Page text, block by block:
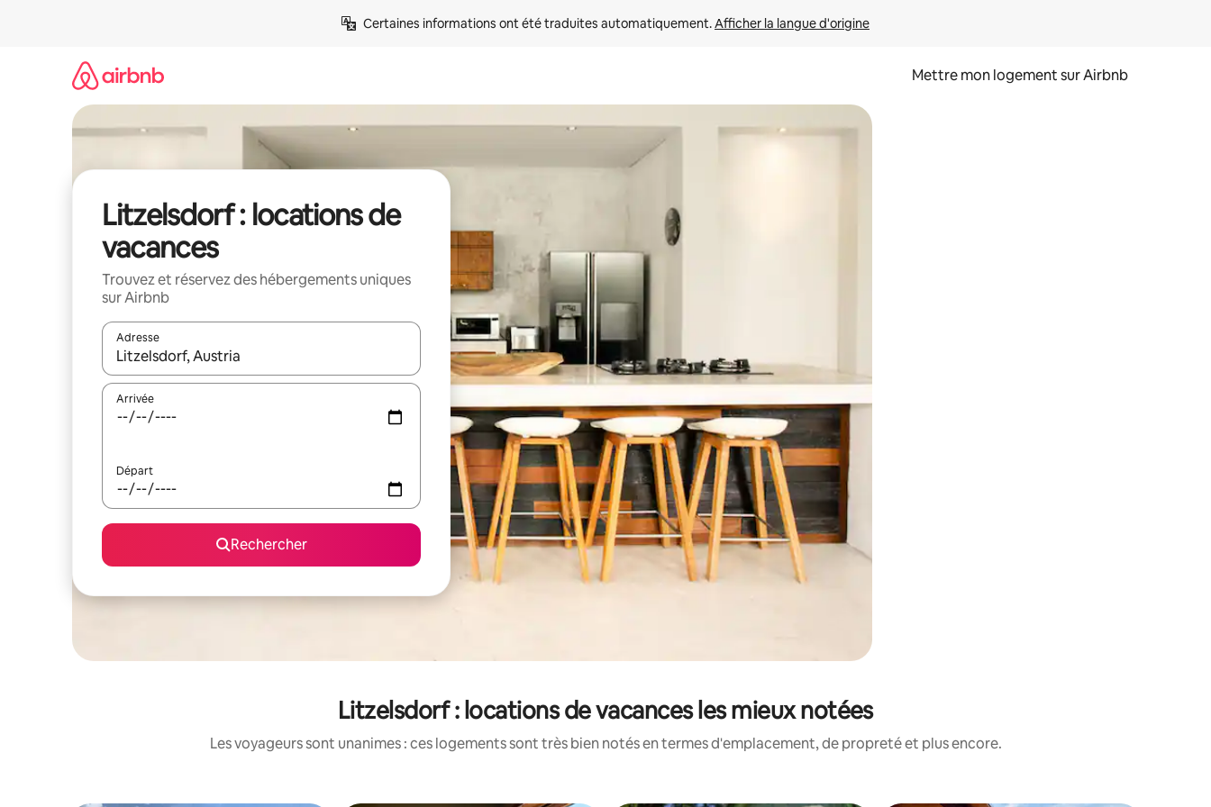
Certaines informations ont été traduites automatiquement. Afficher la langue d'origine
Mettre mon logement sur Airbnb
Litzelsdorf : locations de
vacances
Trouvez et réservez des hébergements uniques
sur Airbnb
Adresse
Lorsque les résultats s'affichent, utilisez les flèches vers le haut et vers le bas pour les parcourir ou en appuyant et en faisant glisser.
Arrivée
Départ
Rechercher
Litzelsdorf : locations de vacances les mieux notées
Les voyageurs sont unanimes : ces logements sont très bien notés en termes d'emplacement, de propreté et plus encore.